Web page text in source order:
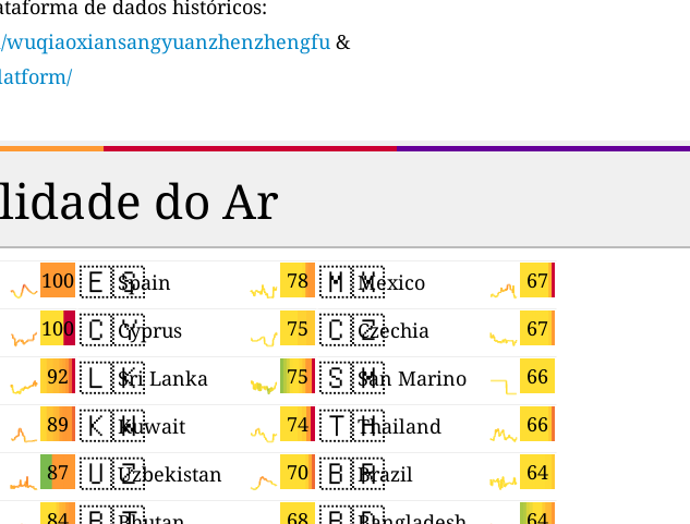
de dados históricos:
&
do Ar
100
100
92
89
87
🇪🇸 78
Spain
🇨🇾 75
Cyprus
🇱🇰 75
Sri Lanka
🇰🇼 74
Kuwait
🇺🇿 70
Uzbekistan
🇲🇽 67
Mexico
🇨🇿 67
Czechia
🇸🇲 66
San Marino
🇹🇭 66
Thailand
🇧🇷 64
Brazil